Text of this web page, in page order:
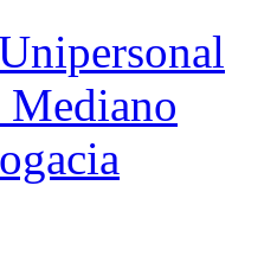
Mediano